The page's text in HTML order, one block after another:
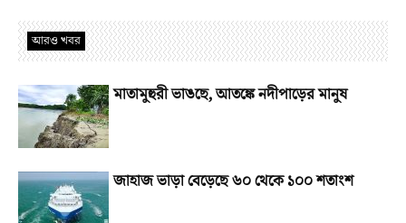
আরও খবর
মাতামুহুরী ভাঙছে, আতঙ্কে নদীপাড়ের মানুষ
জাহাজ ভাড়া বেড়েছে ৬০ থেকে ১০০ শতাংশ